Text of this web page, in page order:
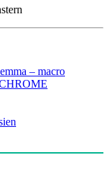
– macro